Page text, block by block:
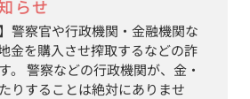
オンラインストア
らせ
警察官や行政機関・金融機関な
金を購入させ搾取するなどの詐
。 警察などの行政機関が、金・
りすることは絶対にありませ